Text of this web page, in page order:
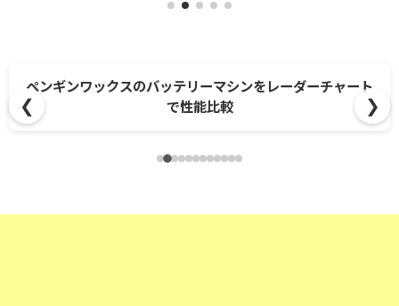
ポリッシャー別スプラッシュガード互換ガイド！最適カバ
ー簡単セレクト
❮ ❯